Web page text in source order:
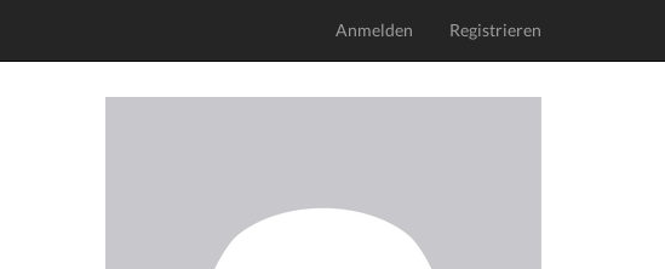
Anmelden Registrieren